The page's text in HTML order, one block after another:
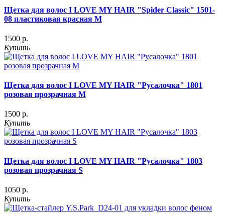
Щетка для волос I LOVE MY HAIR "Spider Classic" 1501-
08 пластиковая красная M
1500 р.
Купить
Щетка для волос I LOVE MY HAIR "Русалочка" 1801
розовая прозрачная М
1500 р.
Купить
Щетка для волос I LOVE MY HAIR "Русалочка" 1803
розовая прозрачная S
1050 р.
Купить